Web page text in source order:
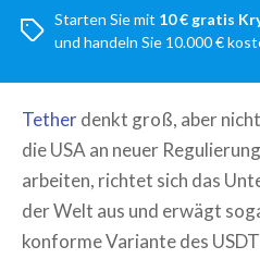
Starten Sie mit 10 € gratis
und handeln Sie 10.000 €
Tetherdenkt groß, aber
die USA an neuer
arbeiten, richtet sich das
der Welt aus und erwägt
konforme Variante des